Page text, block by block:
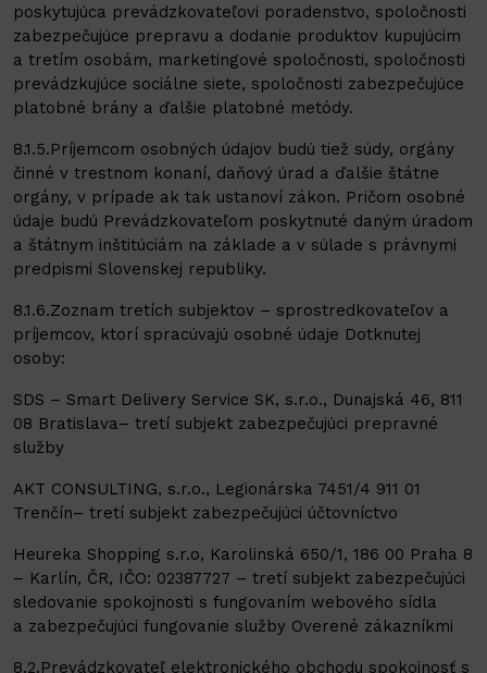
poskytujúca prevádzkovateľovi poradenstvo, spoločnosti
zabezpečujúce prepravu a dodanie produktov kupujúcim
a tretím osobám, marketingové spoločnosti, spoločnosti
prevádzkujúce sociálne siete, spoločnosti zabezpečujúce
platobné brány a ďalšie platobné metódy.
8.1.5.Príjemcom osobných údajov budú tiež súdy, orgány
činné v trestnom konaní, daňový úrad a ďalšie štátne
orgány, v prípade ak tak ustanoví zákon. Pričom osobné
údaje budú Prevádzkovateľom poskytnuté daným úradom
a štátnym inštitúciám na základe a v súlade s právnymi
predpismi Slovenskej republiky.
8.1.6.Zoznam tretích subjektov – sprostredkovateľov a
príjemcov, ktorí spracúvajú osobné údaje Dotknutej
osoby:
SDS – Smart Delivery Service SK, s.r.o., Dunajská 46, 811
08 Bratislava– tretí subjekt zabezpečujúci prepravné
služby
AKT CONSULTING, s.r.o., Legionárska 7451/4 911 01
Trenčín– tretí subjekt zabezpečujúci účtovníctvo
Heureka Shopping s.r.o, Karolinská 650/1, 186 00 Praha 8
– Karlín, ČR, IČO: 02387727 – tretí subjekt zabezpečujúci
sledovanie spokojnosti s fungovaním webového sídla
a zabezpečujúci fungovanie služby Overené zákazníkmi
8.2.Prevádzkovateľ elektronického obchodu spokojnosť s